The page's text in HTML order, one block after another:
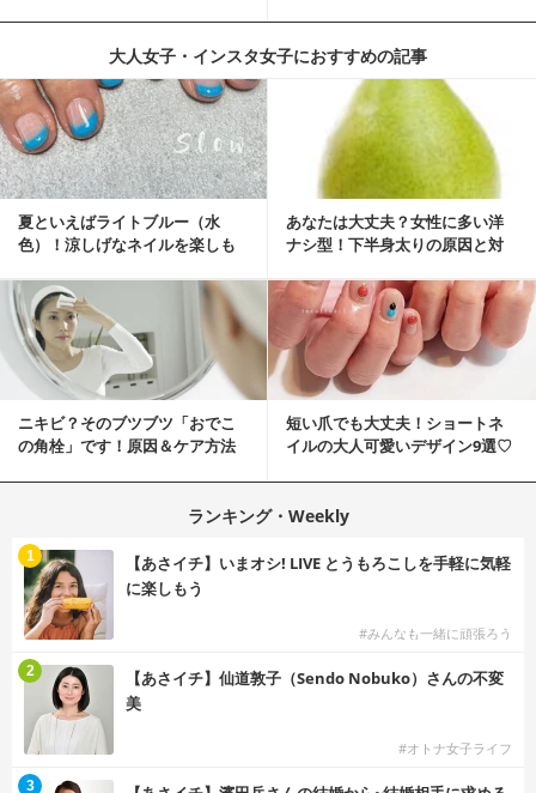
大人女子・インスタ女子におすすめの記事
夏といえばライトブルー（水
色）！涼しげなネイルを楽しも
あなたは大丈夫？女性に多い洋
ナシ型！下半身太りの原因と対
ニキビ？そのブツブツ「おでこ
の角栓」です！原因＆ケア方法
短い爪でも大丈夫！ショートネ
イルの大人可愛いデザイン9選♡
ランキング・Weekly
【あさイチ】いまオシ! LIVE とうもろこしを手軽に気軽
に楽しもう
#みんなも一緒に頑張ろう
1
【あさイチ】仙道敦子（Sendo Nobuko）さんの不変
美
#オトナ女子ライフ
2
3